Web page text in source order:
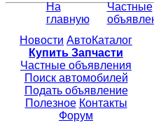
На
главную
Частные
Новости АвтоКаталог
Купить Запчасти
Частные объявления
Поиск автомобилей
Подать объявление
Полезное Контакты
Форум